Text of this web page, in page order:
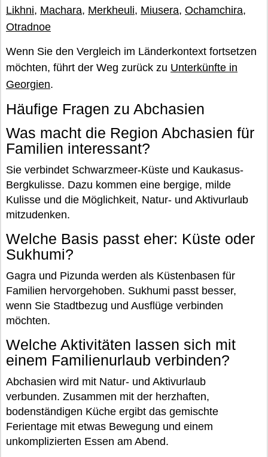
Likhni, Machara, Merkheuli, Miusera, Ochamchira,
Otradnoe
Wenn Sie den Vergleich im Länderkontext fortsetzen
möchten, führt der Weg zurück zu Unterkünfte in
Georgien.
Häufige Fragen zu Abchasien
Was macht die Region Abchasien für
Familien interessant?
Sie verbindet Schwarzmeer-Küste und Kaukasus-
Bergkulisse. Dazu kommen eine bergige, milde
Kulisse und die Möglichkeit, Natur- und Aktivurlaub
mitzudenken.
Welche Basis passt eher: Küste oder
Sukhumi?
Gagra und Pizunda werden als Küstenbasen für
Familien hervorgehoben. Sukhumi passt besser,
wenn Sie Stadtbezug und Ausflüge verbinden
möchten.
Welche Aktivitäten lassen sich mit
einem Familienurlaub verbinden?
Abchasien wird mit Natur- und Aktivurlaub
verbunden. Zusammen mit der herzhaften,
bodenständigen Küche ergibt das gemischte
Ferientage mit etwas Bewegung und einem
unkomplizierten Essen am Abend.